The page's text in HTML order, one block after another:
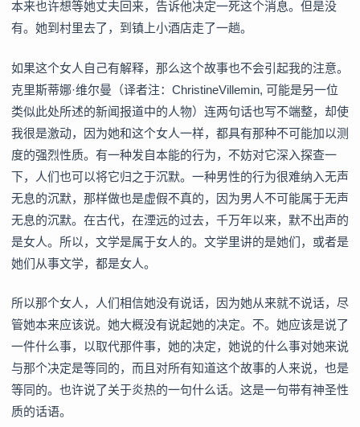
本来也许想等她丈夫回来，告诉他决定一死这个消息。但是没
有。她到村里去了，到镇上小酒店走了一趟。
如果这个女人自己有解释，那么这个故事也不会引起我的注意。
克里斯蒂娜·维尔曼（译者注：ChristineVillemin, 可能是另一位
类似此处所述的新闻报道中的人物）连两句话也写不端整，却使
我很是激动，因为她和这个女人一样，都具有那种不可能加以测
度的强烈性质。有一种发自本能的行为，不妨对它深入探查一
下，人们也可以将它归之于沉默。一种男性的行为很难纳入无声
无息的沉默，那样做也是虚假不真的，因为男人不可能属于无声
无息的沉默。在古代，在湮远的过去，千万年以来，默不出声的
是女人。所以，文学是属于女人的。文学里讲的是她们，或者是
她们从事文学，都是女人。
所以那个女人，人们相信她没有说话，因为她从来就不说话，尽
管她本来应该说。她大概没有说起她的决定。不。她应该是说了
一件什么事，以取代那件事，她的决定，她说的什么事对她来说
与那个决定是等同的，而且对所有知道这个故事的人来说，也是
等同的。也许说了关于炎热的一句什么话。这是一句带有神圣性
质的话语。